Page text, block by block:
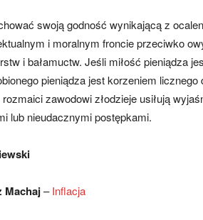
swoją godność wynikającą z
i moralnym froncie przeciwko
i bałamuctw. Jeśli miłość pieniądza
pieniądza jest korzeniem
zawodowi złodzieje usiłują
lub nieudacznymi postępkami.
Machaj–Inflacja